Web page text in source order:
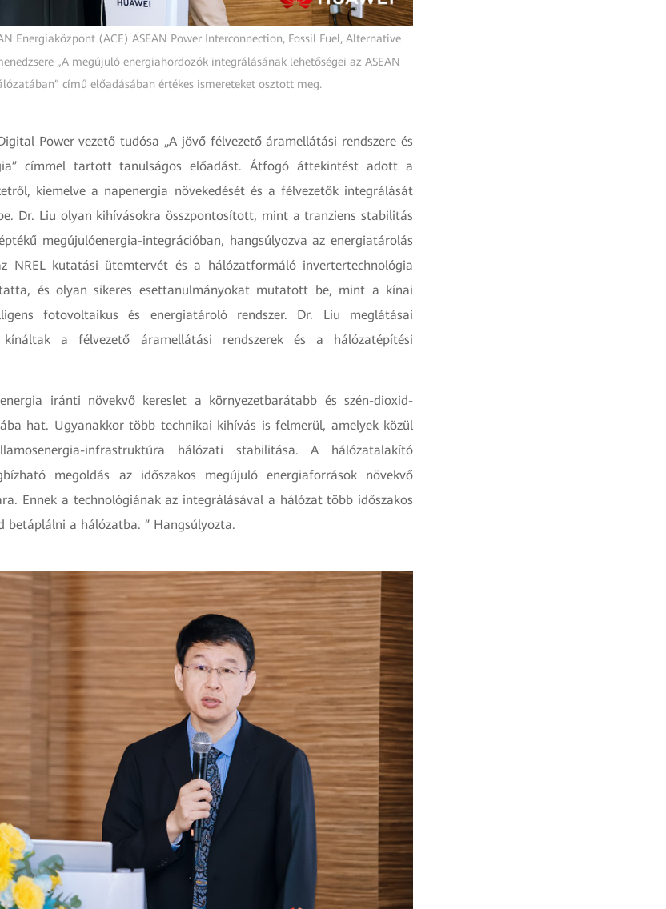
Energiaközpont (ACE) ASEAN Power Interconnection, Fossil Fuel, Alternative
„A megújuló energiahordozók integrálásának lehetőségei az ASEAN
című előadásában értékes ismereteket osztott meg.
Power vezető tudósa „A jövő félvezető áramellátási rendszere és
címmel tartott tanulságos előadást. Átfogó áttekintést adott a
kiemelve a napenergia növekedését és a félvezetők integrálását
Dr. Liu olyan kihívásokra összpontosított, mint a tranziens stabilitás
megújulóenergia-integrációban, hangsúlyozva az energiatárolás
NREL kutatási ütemtervét és a hálózatformáló invertertechnológia
és olyan sikeres esettanulmányokat mutatott be, mint a kínai
fotovoltaikus és energiatároló rendszer. Dr. Liu meglátásai
a félvezető áramellátási rendszerek és a hálózatépítési
iránti növekvő kereslet a környezetbarátabb és szén-dioxid-
hat. Ugyanakkor több technikai kihívás is felmerül, amelyek közül
infrastruktúra hálózati stabilitása. A hálózatalakító
megoldás az időszakos megújuló energiaforrások növekvő
Ennek a technológiának az integrálásával a hálózat több időszakos
betáplálni a hálózatba. ” Hangsúlyozta.